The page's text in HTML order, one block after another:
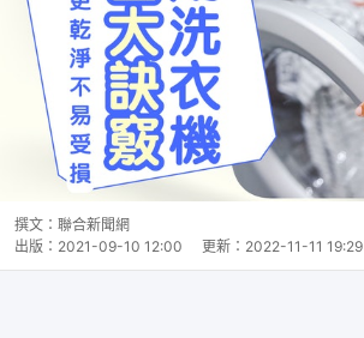
撰文： 聯合新聞網
出版： 2021-09-10 12:00 更新： 2022-11-11 19:29